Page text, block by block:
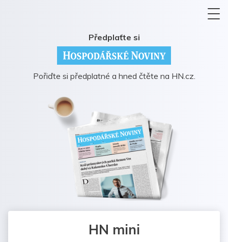
Předplaťte si
Pořiďte si předplatné a hned čtěte na HN.cz.
HN mini